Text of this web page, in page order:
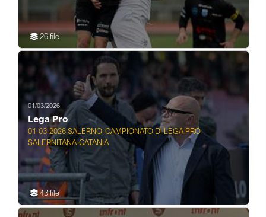
26 file
01/03/2026
Lega Pro
01-03-2026 SALERNO-CAMPIONATO DI LEGA PRO
SALERNITANA-CATANIA
43 file